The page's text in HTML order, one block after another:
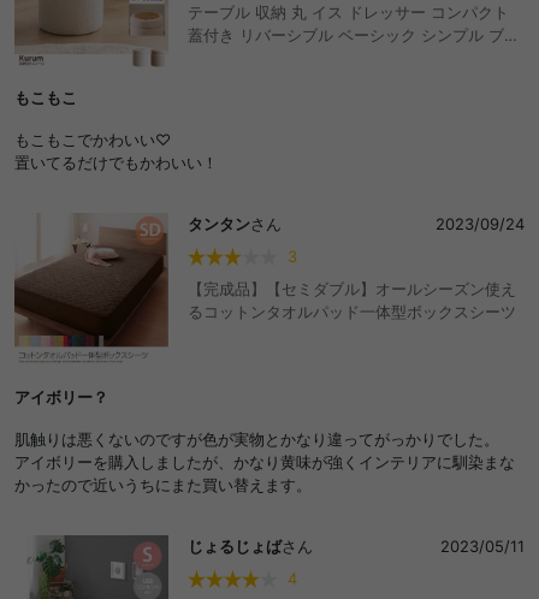
テーブル 収納 丸 イス ドレッサー コンパクト
蓋付き リバーシブル ベーシック シンプル ブー
もこもこ
もこもこでかわいい♡
置いてるだけでもかわいい！
タンタンさん
2023/09/24
3
【完成品】【セミダブル】オールシーズン使え
るコットンタオルパッド一体型ボックスシーツ
アイボリー？
肌触りは悪くないのですが色が実物とかなり違ってがっかりでした。
アイボリーを購入しましたが、かなり黄味が強くインテリアに馴染まな
かったので近いうちにまた買い替えます。
じょるじょばさん
2023/05/11
4